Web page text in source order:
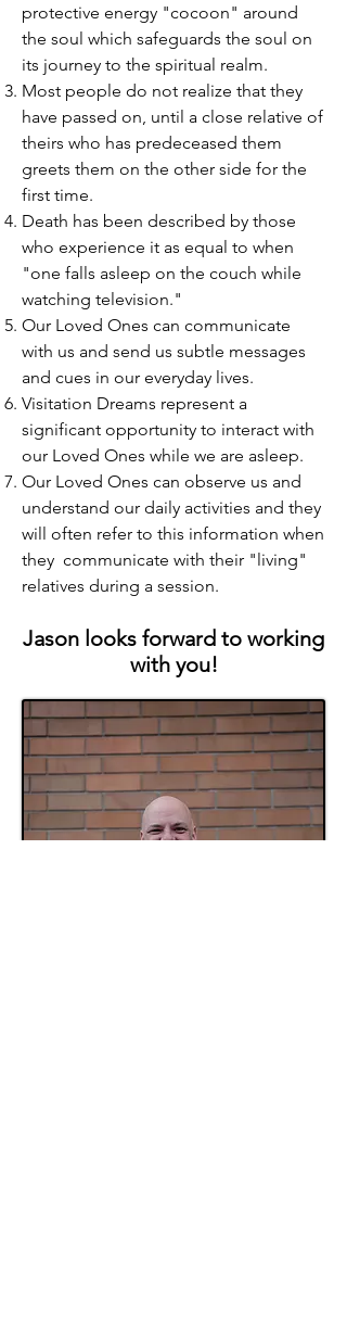
protective energy "cocoon" around
the soul which safeguards the soul on
its journey to the spiritual realm.
Most people do not realize that they
have passed on, until a close relative of
theirs who has predeceased them
greets them on the other side for the
first time.
Death has been described by those
who experience it as equal to when
"one falls asleep on the couch while
watching television."
Our Loved Ones can communicate
with us and send us subtle messages
and cues in our everyday lives.
Visitation Dreams represent a
significant opportunity to interact with
our Loved Ones while we are asleep.
Our Loved Ones can observe us and
understand our daily activities and they
will often refer to this information when
they communicate with their "living"
relatives during a session.
Jason looks forward to working
with you!